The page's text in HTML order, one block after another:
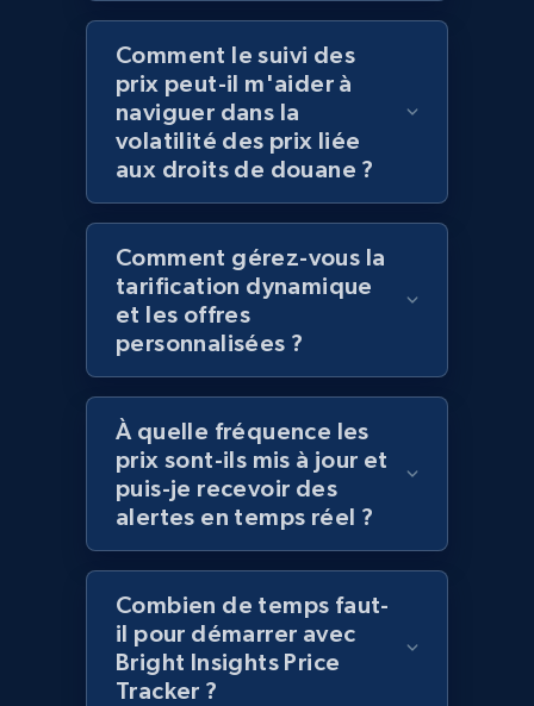
Amazon products global dataset
Title, Seller name, Brand, Description, Initial
price, Currency, Availability, Reviews count, and
more.
products by specific category URL
Title, Seller name, Brand, Description, Initial
price, Currency, Availability, Reviews count, and
2.1K+ 375+ Commencer
Amazon products global dataset -
Comment le suivi des
prix peut-il m'aider à
naviguer dans la
volatilité des prix liée
aux droits de douane ?
Comment gérez-vous la
tarification dynamique
et les offres
personnalisées ?
À quelle fréquence les
prix sont-ils mis à jour et
puis-je recevoir des
alertes en temps réel ?
Combien de temps faut-
il pour démarrer avec
Bright Insights Price
Tracker ?